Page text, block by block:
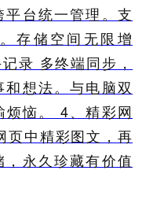
台统一管理。支
存储空间无限增
录 多终端同步，
想法。与电脑双
烦恼。 4、精彩网
页中精彩图文，再
永久珍藏有价值